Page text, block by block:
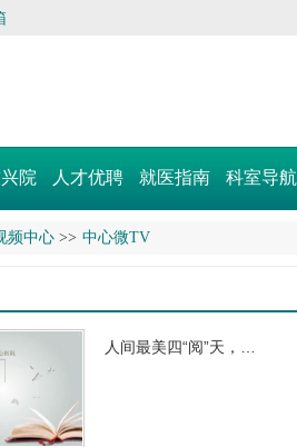
院 人才优聘 就医指南 科室导航
频中心 >> 中心微TV
人间最美四“阅”天，…